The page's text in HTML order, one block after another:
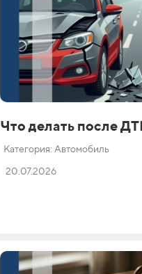
Что делать после
Категория: Автомобиль
20.07.2026